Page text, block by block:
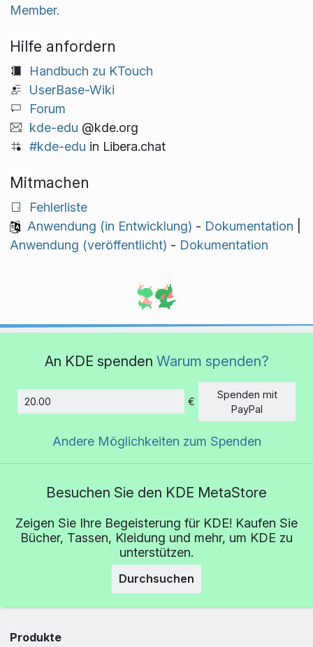
Member.
Hilfe anfordern
Handbuch zu KTouch
UserBase-Wiki
Forum
kde-edu @kde.org
#kde-edu in Libera.chat
Mitmachen
Fehlerliste
Anwendung (in Entwicklung) - Dokumentation
Anwendung (veröffentlicht) - Dokumentation
An KDE spenden Warum spenden?
€
Spenden mit
PayPal
Andere Möglichkeiten zum Spenden
Besuchen Sie den KDE MetaStore
Zeigen Sie Ihre Begeisterung für KDE! Kaufen Sie
Bücher, Tassen, Kleidung und mehr, um KDE zu
unterstützen.
Durchsuchen
Produkte